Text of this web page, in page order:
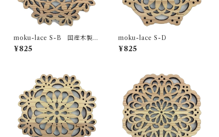
moku-lace S-B 国産木製コ
ースター
¥825
moku-lace S-D
¥825